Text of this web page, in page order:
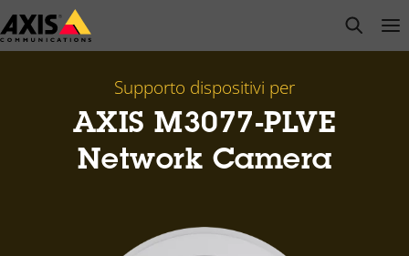
Salta
al
open
Supporto dispositivi per
AXIS M3077-PLVE
Network Camera